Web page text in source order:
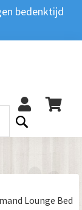
bedenktijd
Lounge Bed